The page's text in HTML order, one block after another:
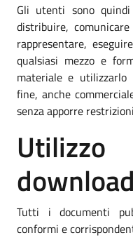
Gli utenti sono
distribuire,
rappresentare,
qualsiasi mezzo e
materiale e utilizzarlo
fine, anche
senza apporre
download
Tutti i documenti
conformi e